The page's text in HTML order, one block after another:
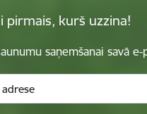
pirmais, kurš uzzina!
saņemšanai savā e-